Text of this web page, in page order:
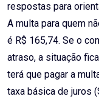
respostas para
A multa para quem
é R$ 165,74. Se o
atraso, a situação
terá que pagar a
taxa básica de juros